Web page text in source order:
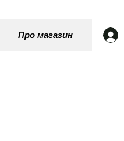
Про магазин